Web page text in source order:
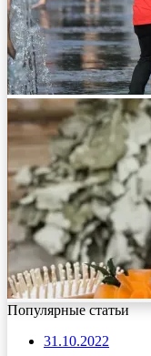
Популярные статьи
31.10.2022